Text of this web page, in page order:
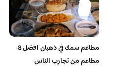
مطاعم سمك في ذهبان افضل 8
مطاعم من تجارب الناس